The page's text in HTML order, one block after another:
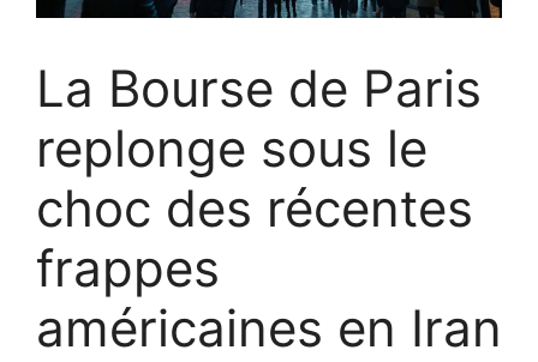
La Bourse de Paris
replonge sous le
choc des récentes
frappes
américaines en Iran